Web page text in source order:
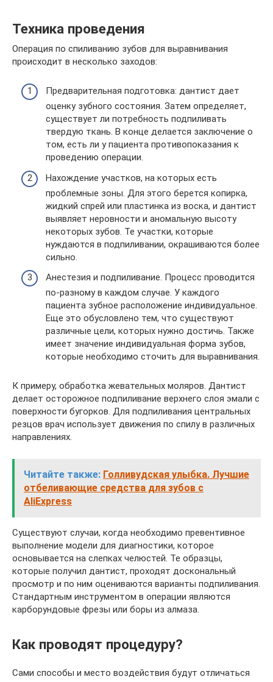
Техника проведения
Операция по спиливанию зубов для выравнивания
происходит в несколько заходов:
Предварительная подготовка: дантист дает
оценку зубного состояния. Затем определяет,
существует ли потребность подпиливать
твердую ткань. В конце делается заключение о
том, есть ли у пациента противопоказания к
проведению операции.
Нахождение участков, на которых есть
проблемные зоны. Для этого берется копирка,
жидкий спрей или пластинка из воска, и дантист
выявляет неровности и аномальную высоту
некоторых зубов. Те участки, которые
нуждаются в подпиливании, окрашиваются более
сильно.
Анестезия и подпиливание. Процесс проводится
по-разному в каждом случае. У каждого
пациента зубное расположение индивидуальное.
Еще это обусловлено тем, что существуют
различные цели, которых нужно достичь. Также
имеет значение индивидуальная форма зубов,
которые необходимо сточить для выравнивания.
К примеру, обработка жевательных моляров. Дантист
делает осторожное подпиливание верхнего слоя эмали с
поверхности бугорков. Для подпиливания центральных
резцов врач использует движения по спилу в различных
направлениях.
Читайте также: Голливудская улыбка. Лучшие
отбеливающие средства для зубов с
AliExpress
Существуют случаи, когда необходимо превентивное
выполнение модели для диагностики, которое
основывается на слепках челюстей. Те образцы,
которые получил дантист, проходят доскональный
просмотр и по ним оцениваются варианты подпиливания.
Стандартным инструментом в операции являются
карборундовые фрезы или боры из алмаза.
Как проводят процедуру?
Сами способы и место воздействия будут отличаться